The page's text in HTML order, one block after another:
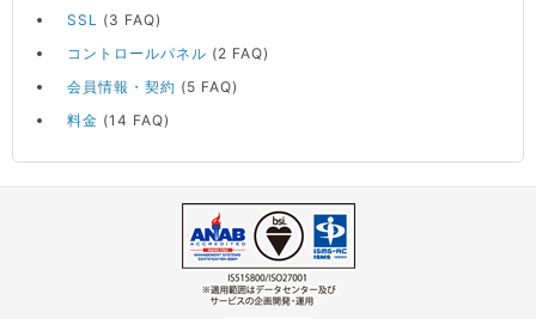
SSL
(3 FAQ)
コントロールパネル (2 FAQ)
会員情報・契約 (5 FAQ)
料金 (14 FAQ)